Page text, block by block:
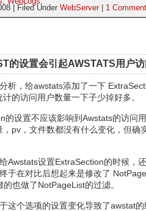
| Filed Under WebServer| 1 Comment
的设置会引起AWSTATS用户
析，给awstats添加了一下
的访问用户数量一下子少掉好多。
的设置不应该影响到Awstats的访问
pv，文件数都没有什么变化，但确
Awstats设置ExtraSection的时候，
于在对比后想起来是修改了
也做了NotPageList的过滤。
这个选项的设置变化导致了awstat